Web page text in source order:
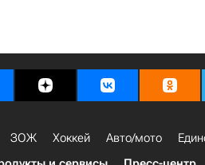
ЗОЖ Хоккей Авто/мото